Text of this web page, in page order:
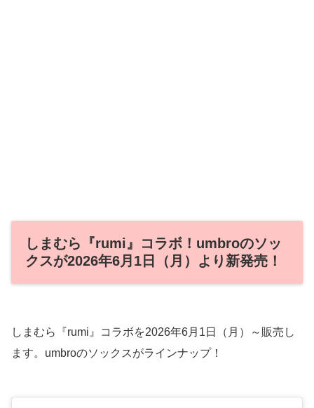
しまむら『rumi』コラボ！umbroのソッ
クスが2026年6月1日（月）より新発売！
しまむら『rumi』コラボを2026年6月1日（月）～販売し
ます。umbroのソックスがラインナップ！